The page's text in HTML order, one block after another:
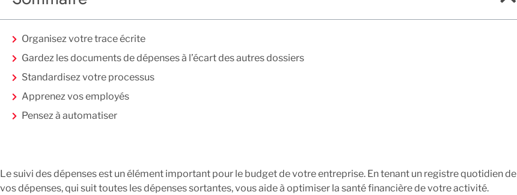
Organisez votre trace écrite
Gardez les documents de dépenses à l’écart des autres dossiers
Standardisez votre processus
Apprenez vos employés
Pensez à automatiser
Le suivi des dépenses est un élément important pour le budget de votre entreprise. En tenant un registre quotidien de
vos dépenses, qui suit toutes les dépenses sortantes, vous aide à optimiser la santé financière de votre activité.